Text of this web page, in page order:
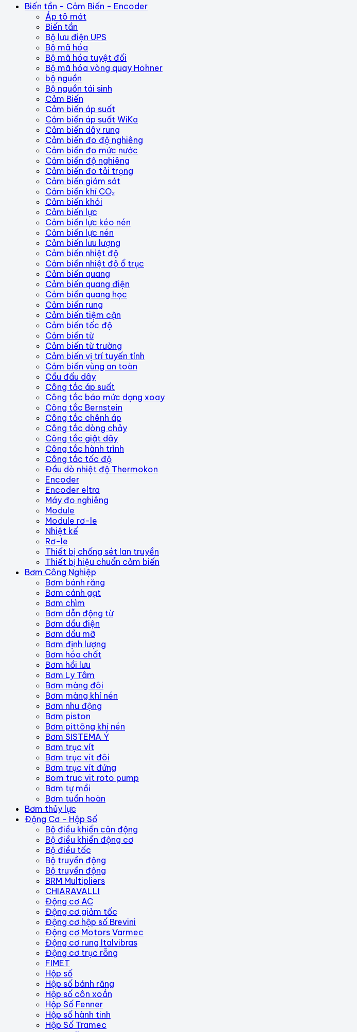
Biến tần - Cảm Biến - Encoder
Áp tô mát
Biến tần
Bộ lưu điện UPS
Bộ mã hóa
Bộ mã hóa tuyệt đối
Bộ mã hóa vòng quay Hohner
bộ nguồn
Bộ nguồn tái sinh
Cảm Biến
Cảm biến áp suất
Cảm biến áp suất WiKa
Cảm biến dây rung
Cảm biến đo độ nghiêng
Cảm biến đo mức nước
Cảm biến độ nghiêng
Cảm biến đo tải trọng
Cảm biến giám sát
Cảm biến khí CO₂
Cảm biến khói
Cảm biến lực
Cảm biến lực kéo nén
Cảm biến lực nén
Cảm biến lưu lượng
Cảm biến nhiệt độ
Cảm biến nhiệt độ ổ trục
Cảm biến quang
Cảm biến quang điện
Cảm biến quang học
Cảm biến rung
Cảm biến tiệm cận
Cảm biến tốc độ
Cảm biến từ
Cảm biến từ trường
Cảm biến vị trí tuyến tính
Cảm biến vùng an toàn
Cầu đấu dây
Công tắc áp suất
Công tắc báo mức dạng xoay
Công tắc Bernstein
Công tắc chênh áp
Công tắc dòng chảy
Công tắc giật dây
Công tắc hành trình
Công tắc tốc độ
Đầu dò nhiệt độ Thermokon
Encoder
Encoder eltra
Máy đo nghiêng
Module
Module rơ-le
Nhiệt kế
Rơ-le
Thiết bị chống sét lan truyền
Thiết bị hiệu chuẩn cảm biến
Bơm Công Nghiệp
Bơm bánh răng
Bơm cánh gạt
Bơm chìm
Bơm dẫn động từ
Bơm dầu điện
Bơm dầu mỡ
Bơm định lượng
Bơm hóa chất
Bơm hồi lưu
Bơm Ly Tâm
Bơm màng đôi
Bơm màng khí nén
Bơm nhu động
Bơm piston
Bơm pittông khí nén
Bơm SISTEMA Ý
Bơm trục vít
Bơm trục vít đôi
Bơm trục vít đứng
Bom truc vit roto pump
Bơm tự mồi
Bơm tuần hoàn
Bơm thủy lực
Động Cơ - Hộp Số
Bộ điều khiển cân động
Bộ điều khiển động cơ
Bộ điều tốc
Bộ truyền động
Bộ truyền động
BRM Multipliers
CHIARAVALLI
Động cơ AC
Động cơ giảm tốc
Động cơ hộp số Brevini
Động cơ Motors Varmec
Động cơ rung Italvibras
Động cơ trục rỗng
FIMET
Hộp số
Hộp số bánh răng
Hộp số côn xoắn
Hộp Số Fenner
Hộp số hành tinh
Hộp Số Tramec